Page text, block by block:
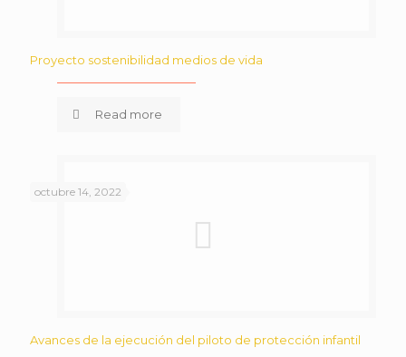
Proyecto sostenibilidad medios de vida
Read more
octubre 14, 2022
Avances de la ejecución del piloto de protección infantil